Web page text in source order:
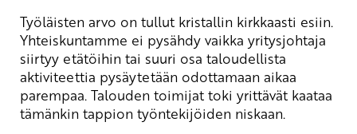
Työläisten arvo on tullut kristallin kirkkaasti esiin.
Yhteiskuntamme ei pysähdy vaikka yritysjohtaja
siirtyy etätöihin tai suuri osa taloudellista
aktiviteettia pysäytetään odottamaan aikaa
parempaa. Talouden toimijat toki yrittävät kaataa
tämänkin tappion työntekijöiden niskaan.